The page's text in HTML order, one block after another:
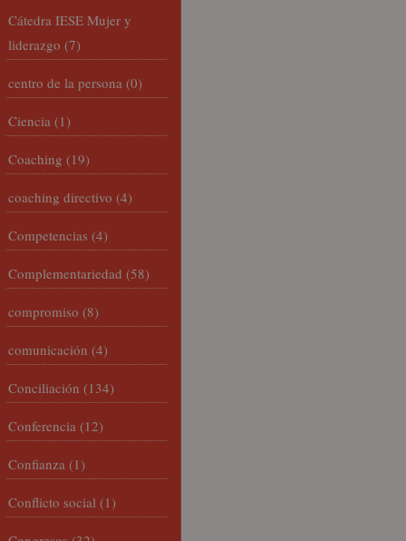
Cátedra IESE Mujer y
liderazgo (7)
centro de la persona (0)
Ciencia (1)
Coaching (19)
coaching directivo (4)
Competencias (4)
Complementariedad (58)
compromiso (8)
comunicación (4)
Conciliación (134)
Conferencia (12)
Confianza (1)
Conflicto social (1)